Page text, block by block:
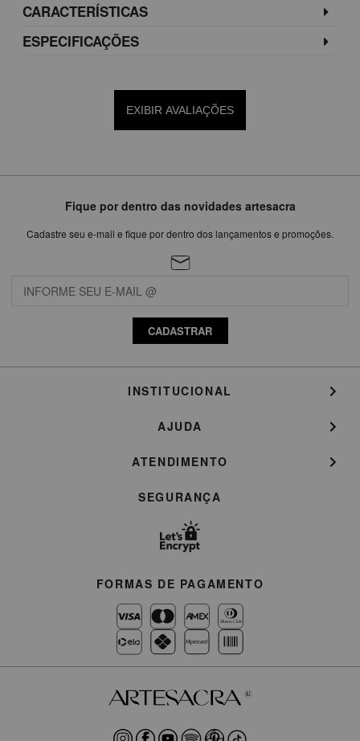
CARACTERÍSTICAS
ESPECIFICAÇÕES
EXIBIR AVALIAÇÕES
Fique por dentro das novidades artesacra
Cadastre seu e-mail e fique por dentro dos lançamentos e promoções.
CADASTRAR
INSTITUCIONAL
AJUDA
ATENDIMENTO
SEGURANÇA
FORMAS DE PAGAMENTO